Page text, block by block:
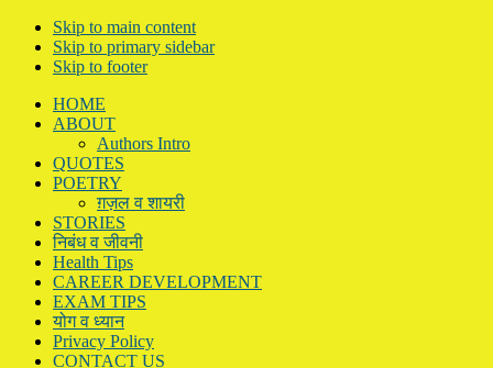
Skip to main content
Skip to primary sidebar
Skip to footer
HOME
ABOUT
Authors Intro
QUOTES
POETRY
ग़ज़ल व शायरी
STORIES
निबंध व जीवनी
Health Tips
CAREER DEVELOPMENT
EXAM TIPS
योग व ध्यान
Privacy Policy
CONTACT US